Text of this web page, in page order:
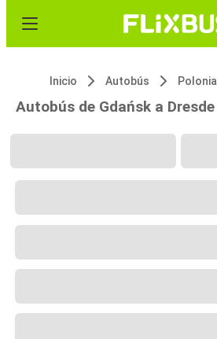
Inicio Autobús Polonia
Autobús de Gdańsk a Dresde